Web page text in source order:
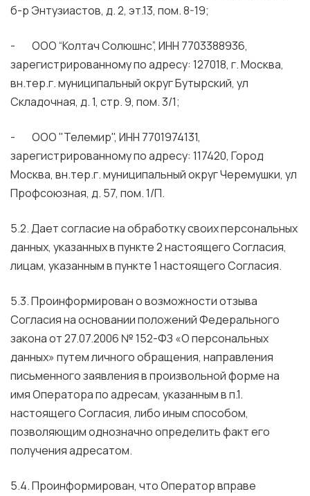
б-р Энтузиастов, д. 2, эт.13, пом. 8-19;
- ООО “Колтач Солюшнс”, ИНН 7703388936,
зарегистрированному по адресу: 127018, г. Москва,
вн.тер.г. муниципальный округ Бутырский, ул
Складочная, д. 1, стр. 9, пом. 3/1;
- ООО "Телемир", ИНН 7701974131,
зарегистрированному по адресу: 117420, Город
Москва, вн.тер.г. муниципальный округ Черемушки, ул
Профсоюзная, д. 57, пом. 1/П.
5.2. Дает согласие на обработку своих персональных
данных, указанных в пункте 2 настоящего Согласия,
лицам, указанным в пункте 1 настоящего Согласия.
5.3. Проинформирован о возможности отзыва
Согласия на основании положений Федерального
закона от 27.07.2006 № 152-ФЗ «О персональных
данных» путем личного обращения, направления
письменного заявления в произвольной форме на
имя Оператора по адресам, указанным в п.1.
настоящего Согласия, либо иным способом,
позволяющим однозначно определить факт его
получения адресатом.
5.4. Проинформирован, что Оператор вправе